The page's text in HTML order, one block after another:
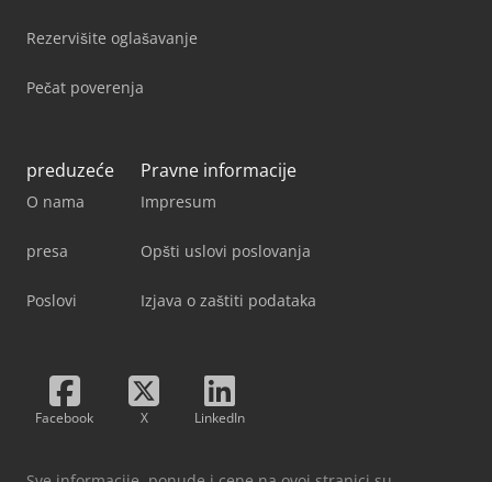
Rezervišite oglašavanje
Pečat poverenja
preduzeće
O nama
presa
Poslovi
Pravne informacije
Impresum
Opšti uslovi poslovanja
Izjava o zaštiti podataka
Facebook X LinkedIn